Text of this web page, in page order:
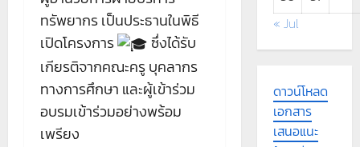
ทรัพยากร เป็นประธานในพิธี
เปิดโครงการ
ซึ่งได้รับ
เกียรติจากคณะครู บุคลากร
ทางการศึกษา และผู้เข้าร่วม
อบรมเข้าร่วมอย่างพร้อม
เพรียง
« Jul
ดาวน์โหลด
เอกสาร
เสนอแนะ